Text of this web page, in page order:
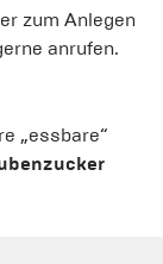
zum Anlegen
anrufen.
„essbare“